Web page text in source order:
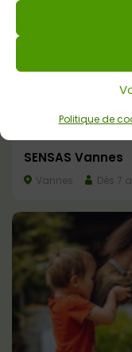
Politique de
SENSAS Vannes
Vannes Dès 7